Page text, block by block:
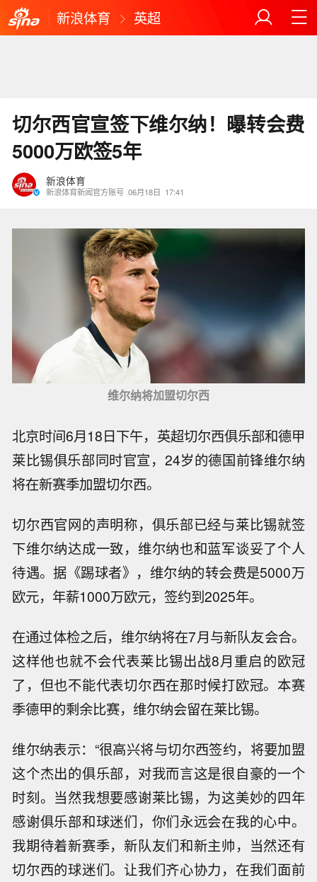
新浪体育 英超
切尔西官宣签下维尔纳！曝转会费
5000万欧签5年
新浪体育
新浪体育新闻官方账号 06月18日 17:41
维尔纳将加盟切尔西
北京时间6月18日下午，英超切尔西俱乐部和德甲
莱比锡俱乐部同时官宣，24岁的德国前锋维尔纳
将在新赛季加盟切尔西。
切尔西官网的声明称，俱乐部已经与莱比锡就签
下维尔纳达成一致，维尔纳也和蓝军谈妥了个人
待遇。据《踢球者》，维尔纳的转会费是5000万
欧元，年薪1000万欧元，签约到2025年。
在通过体检之后，维尔纳将在7月与新队友会合。
这样他也就不会代表莱比锡出战8月重启的欧冠
了，但也不能代表切尔西在那时候打欧冠。本赛
季德甲的剩余比赛，维尔纳会留在莱比锡。
维尔纳表示：“很高兴将与切尔西签约，将要加盟
这个杰出的俱乐部，对我而言这是很自豪的一个
时刻。当然我想要感谢莱比锡，为这美妙的四年
感谢俱乐部和球迷们，你们永远会在我的心中。
我期待着新赛季，新队友们和新主帅，当然还有
切尔西的球迷们。让我们齐心协力，在我们面前